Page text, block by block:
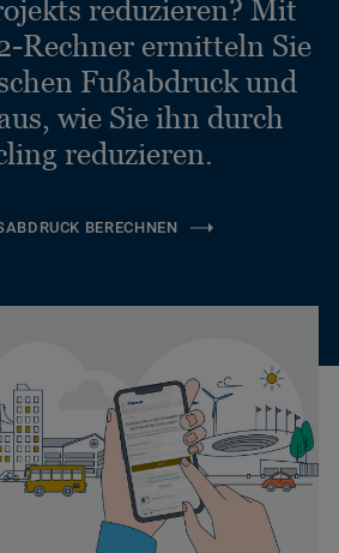
reduzieren? Mit
Rechner ermitteln Sie
Fußabdruck und
wie Sie ihn durch
reduzieren.
BERECHNEN